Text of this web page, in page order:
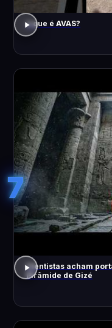
o que é AVAS?
7
Cientistas acham
Pirâmide de Gizé